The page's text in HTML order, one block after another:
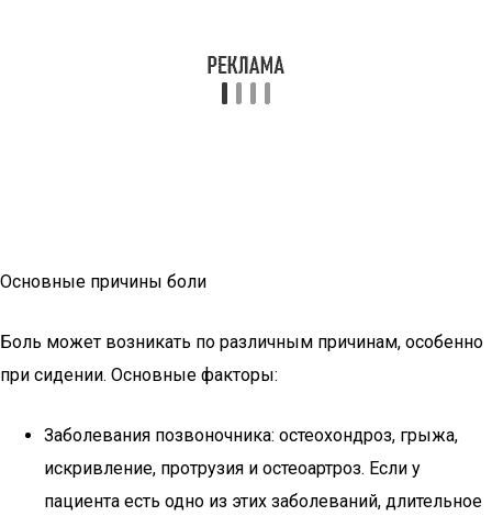
Основные причины боли
Боль может возникать по различным причинам, особенно
при сидении. Основные факторы:
Заболевания позвоночника: остеохондроз, грыжа,
искривление, протрузия и остеоартроз. Если у
пациента есть одно из этих заболеваний, длительное